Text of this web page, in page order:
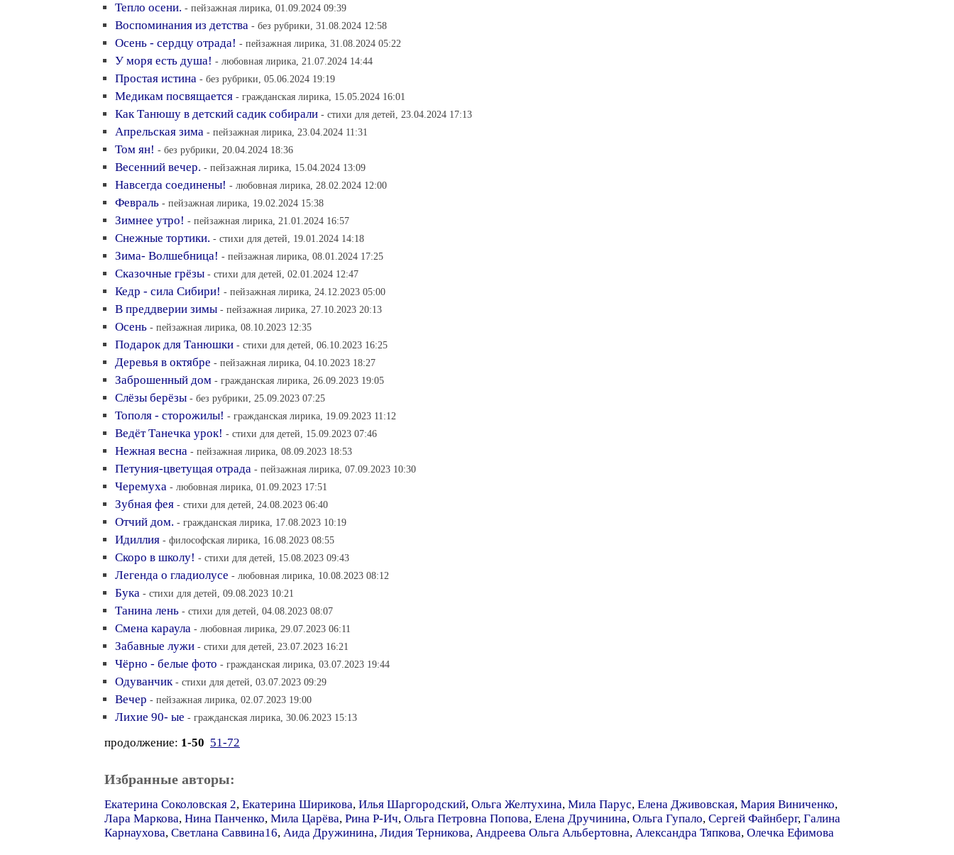
Тепло осени. - пейзажная лирика, 01.09.2024 09:39
Воспоминания из детства - без рубрики, 31.08.2024 12:58
Осень - сердцу отрада! - пейзажная лирика, 31.08.2024 05:22
У моря есть душа! - любовная лирика, 21.07.2024 14:44
Простая истина - без рубрики, 05.06.2024 19:19
Медикам посвящается - гражданская лирика, 15.05.2024 16:01
Как Танюшу в детский садик собирали - стихи для детей, 23.04.2024 17:13
Апрельская зима - пейзажная лирика, 23.04.2024 11:31
Том ян! - без рубрики, 20.04.2024 18:36
Весенний вечер. - пейзажная лирика, 15.04.2024 13:09
Навсегда соединены! - любовная лирика, 28.02.2024 12:00
Февраль - пейзажная лирика, 19.02.2024 15:38
Зимнее утро! - пейзажная лирика, 21.01.2024 16:57
Снежные тортики. - стихи для детей, 19.01.2024 14:18
Зима- Волшебница! - пейзажная лирика, 08.01.2024 17:25
Сказочные грёзы - стихи для детей, 02.01.2024 12:47
Кедр - сила Сибири! - пейзажная лирика, 24.12.2023 05:00
В преддверии зимы - пейзажная лирика, 27.10.2023 20:13
Осень - пейзажная лирика, 08.10.2023 12:35
Подарок для Танюшки - стихи для детей, 06.10.2023 16:25
Деревья в октябре - пейзажная лирика, 04.10.2023 18:27
Заброшенный дом - гражданская лирика, 26.09.2023 19:05
Слёзы берёзы - без рубрики, 25.09.2023 07:25
Тополя - сторожилы! - гражданская лирика, 19.09.2023 11:12
Ведёт Танечка урок! - стихи для детей, 15.09.2023 07:46
Нежная весна - пейзажная лирика, 08.09.2023 18:53
Петуния-цветущая отрада - пейзажная лирика, 07.09.2023 10:30
Черемуха - любовная лирика, 01.09.2023 17:51
Зубная фея - стихи для детей, 24.08.2023 06:40
Отчий дом. - гражданская лирика, 17.08.2023 10:19
Идиллия - философская лирика, 16.08.2023 08:55
Скоро в школу! - стихи для детей, 15.08.2023 09:43
Легенда о гладиолусе - любовная лирика, 10.08.2023 08:12
Бука - стихи для детей, 09.08.2023 10:21
Танина лень - стихи для детей, 04.08.2023 08:07
Смена караула - любовная лирика, 29.07.2023 06:11
Забавные лужи - стихи для детей, 23.07.2023 16:21
Чёрно - белые фото - гражданская лирика, 03.07.2023 19:44
Одуванчик - стихи для детей, 03.07.2023 09:29
Вечер - пейзажная лирика, 02.07.2023 19:00
Лихие 90- ые - гражданская лирика, 30.06.2023 15:13
продолжение: 1-50 51-72
Избранные авторы:
Екатерина Соколовская 2, Екатерина Ширикова, Илья Шаргородский, Ольга Желтухина, Мила Парус, Елена Дживовская, Мария Виниченко,
Лара Маркова, Нина Панченко, Мила Царёва, Рина Р-Ич, Ольга Петровна Попова, Елена Дручинина, Ольга Гупало, Сергей Файнберг, Галина
Карнаухова, Светлана Саввина16, Аида Дружинина, Лидия Терникова, Андреева Ольга Альбертовна, Александра Тяпкова, Олечка Ефимова